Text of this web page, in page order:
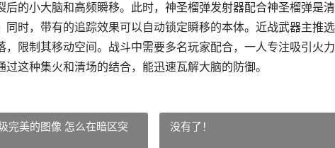
后的小大脑和高频瞬移。此时，神圣榴弹发射器配合神圣榴弹是
同时，带有的追踪效果可以自动锁定瞬移的本体。近战武器主推
，限制其移动空间。战斗中需要多名玩家配合，一人专注吸引火
这种集火和清场的结合，能迅速瓦解大脑的防御。
完美的图像 怎么在暗区突
没有了！